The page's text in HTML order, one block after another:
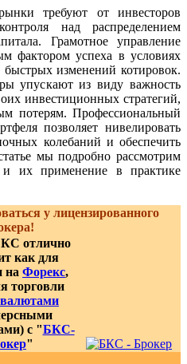
требуют от инвесторов
над распределением
Грамотное управление
фактором успеха в условиях
изменений котировок.
упускают из виду важность
инвестиционных стратегий,
потерям. Профессиональный
позволяет нивелировать
колебаний и обеспечить
мы подробно рассмотрим
и их применение в практике
у лицензированного
отлично
как для
на Форекс,
торговли
с "БКС-
"